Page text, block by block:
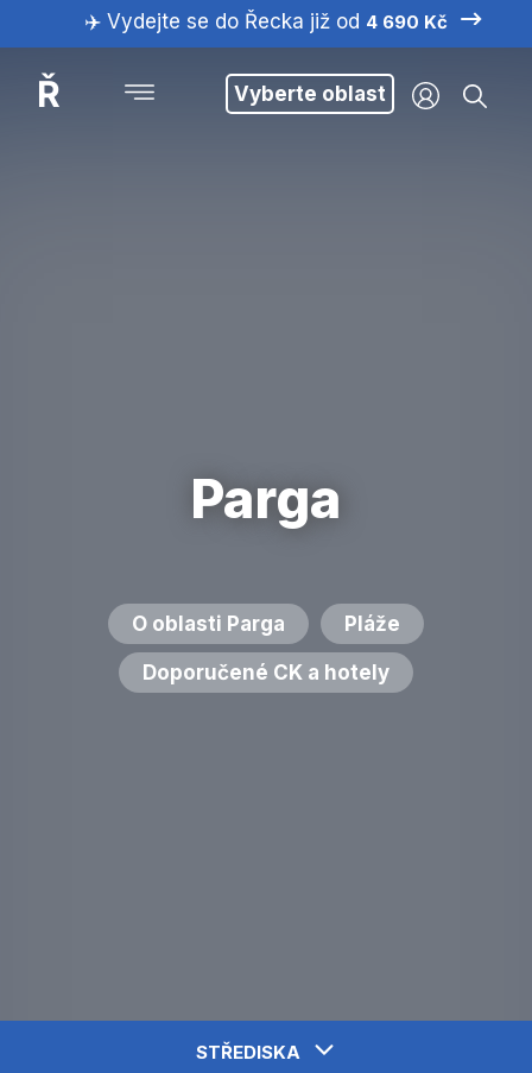
✈️ Vydejte se do Řecka již od 4 690 Kč
Ř Vyberte oblast
Parga
O oblasti Parga Pláže
Doporučené CK a hotely
STŘEDISKA